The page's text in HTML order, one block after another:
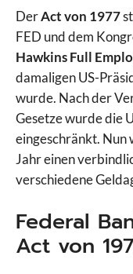
DerAct von 1977
FED und dem
Hawkins Full
damaligen US-
wurde. Nach der
Gesetze wurde die
eingeschränkt. Nun
Jahr einen
verschiedene
Federal
Act von